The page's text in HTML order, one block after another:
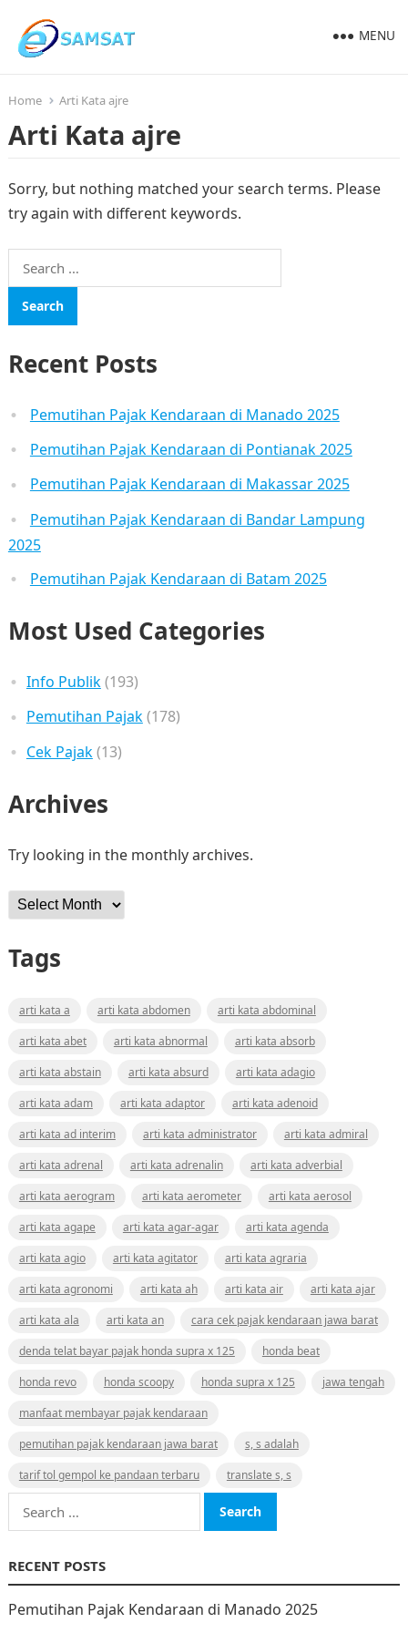
MENU
Home Arti Kata ajre
Arti Kata ajre
Sorry, but nothing matched your search terms. Please
try again with different keywords.
Search
for:
Recent Posts
Pemutihan Pajak Kendaraan di Manado 2025
Pemutihan Pajak Kendaraan di Pontianak 2025
Pemutihan Pajak Kendaraan di Makassar 2025
Pemutihan Pajak Kendaraan di Bandar Lampung
2025
Pemutihan Pajak Kendaraan di Batam 2025
Most Used Categories
Info Publik(193)
Pemutihan Pajak(178)
Cek Pajak(13)
Archives
Try looking in the monthly archives.
Archives
Tags
arti kata a arti kata abdomen
arti kata abdominal
arti kata abet
arti kata abnormal
arti kata absorb
arti kata abstain
arti kata absurd
arti kata adagio
arti kata adam
arti kata adaptor
arti kata adenoid
arti kata ad interim
arti kata administrator
arti kata admiral
arti kata adrenal
arti kata adrenalin
arti kata adverbial
arti kata aerogram
arti kata aerometer
arti kata aerosol
arti kata agape
arti kata agar-agar
arti kata agenda
arti kata agio
arti kata agitator
arti kata agraria
arti kata agronomi
arti kata ah arti kata air
arti kata ajar
arti kata ala
arti kata an
cara cek pajak kendaraan jawa barat
denda telat bayar pajak honda supra x 125
honda beat
honda revo
honda scoopy honda supra x 125
jawa tengah
manfaat membayar pajak kendaraan
pemutihan pajak kendaraan jawa barat
s, s adalah
tarif tol gempol ke pandaan terbaru
translate s, s
Search
for:
RECENT POSTS
Pemutihan Pajak Kendaraan di Manado 2025